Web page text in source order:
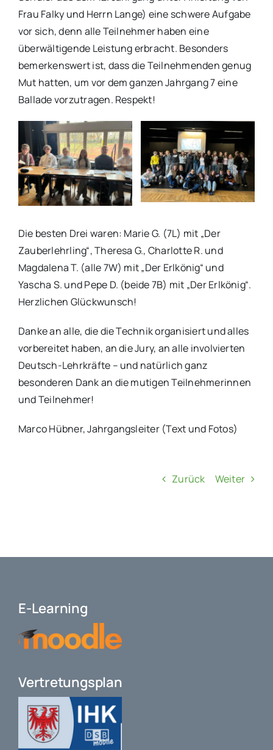
Frau Falky und Herrn Lange) eine schwere Aufgabe
vor sich, denn alle Teilnehmer haben eine
überwältigende Leistung erbracht. Besonders
bemerkenswert ist, dass die Teilnehmenden genug
Mut hatten, um vor dem ganzen Jahrgang 7 eine
Ballade vorzutragen. Respekt!
Die besten Drei waren: Marie G. (7L) mit „Der
Zauberlehrling“, Theresa G., Charlotte R. und
Magdalena T. (alle 7W) mit „Der Erlkönig“ und
Yascha S. und Pepe D. (beide 7B) mit „Der Erlkönig“.
Herzlichen Glückwunsch!
Danke an alle, die die Technik organisiert und alles
vorbereitet haben, an die Jury, an alle involvierten
Deutsch-Lehrkräfte – und natürlich ganz
besonderen Dank an die mutigen Teilnehmerinnen
und Teilnehmer!
Marco Hübner, Jahrgangsleiter (Text und Fotos)
Zurück Weiter
E-Learning
Vertretungsplan